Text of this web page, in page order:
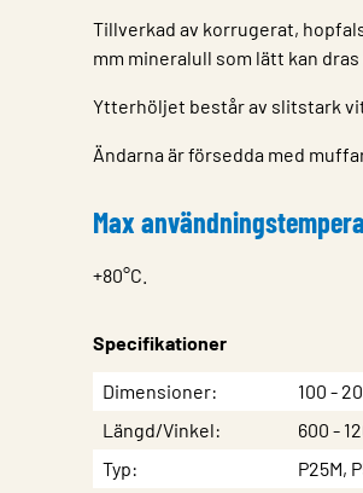
Tillverkad av korrugerat,
mm mineralull som lätt kan
Ytterhöljet består av slitstark
Ändarna är försedda med
Max
+80°C.
Specifikationer
EgenskapVärde
Dimensioner
100 -
Längd/Vinkel
600 -
Typ
P25M,